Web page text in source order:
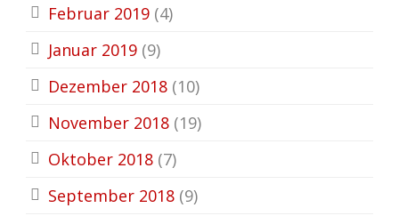
Februar 2019 (4)
Januar 2019 (9)
Dezember 2018 (10)
November 2018 (19)
Oktober 2018 (7)
September 2018 (9)